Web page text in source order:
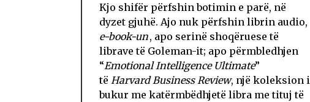
Kjo shifër përfshin botimin e parë, në
dyzet gjuhë. Ajo nuk përfshin librin audio,
e-book-un, apo serinë shoqëruese të
librave të Goleman-it; apo përmbledhjen
“Emotional Intelligence Ultimate”
të Harvard Business Review, një koleksion i
bukur me katërmbëdhjetë libra me tituj të